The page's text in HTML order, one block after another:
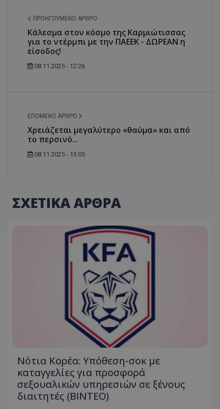
ΠΡΟΗΓΟΎΜΕΝΟ ΆΡΘΡΟ
Κάλεσμα στον κόσμο της Καρμιώτισσας
για το ντέρμπι με την ΠΑΕΕΚ - ΔΩΡΕΑΝ η
είσοδος!
08.11.2025 - 12:26
ΕΠΌΜΕΝΟ ΆΡΘΡΟ
Χρειάζεται μεγαλύτερο «θαύμα» και από
το περσινό...
08.11.2025 - 13:05
ΣΧΕΤΙΚΑ ΑΡΘΡΑ
Νότια Κορέα: Υπόθεση-σοκ με
καταγγελίες για προσφορά
σεξουαλικών υπηρεσιών σε ξένους
διαιτητές (BINTEO)